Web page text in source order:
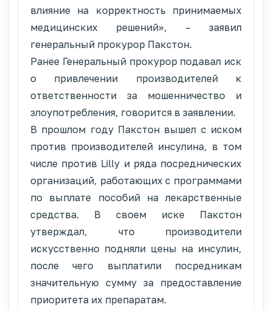
влияние на корректность принимаемых
медицинских решений», – заявил
генеральный прокурор Пакстон.
Ранее Генеральный прокурор подавал иск
о привлечении производителей к
ответственности за мошенничество и
злоупотребления, говорится в заявлении.
В прошлом году Пакстон вышел с иском
против производителей инсулина, в том
числе против Lilly и ряда посреднических
организаций, работающих с программами
по выплате пособий на лекарственные
средства. В своем иске Пакстон
утверждал, что производители
искусственно подняли цены на инсулин,
после чего выплатили посредникам
значительную сумму за предоставление
приоритета их препаратам.